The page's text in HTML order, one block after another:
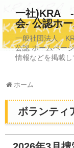
一社)KRA -
会- 公認ホ
一般社団法人
公認 ホームペー
情報などを掲載し
ホーム
ボランティ
TOPページ
KRAについて
写真救済事業